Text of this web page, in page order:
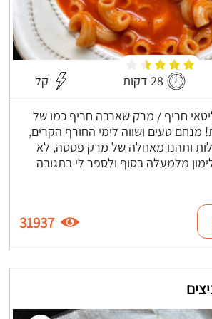
28 דקות קל
חריף / מרק שארבה חריף כמו של
מנחם טעים ושווה לימי החורף הקרים,
ותהנו מאחלה של מרק פסטה, לא
מלמעלה בסוף ולספר לי בתגובה
31937